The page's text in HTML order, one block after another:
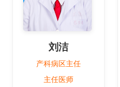
刘洁
产科病区主任
主任医师